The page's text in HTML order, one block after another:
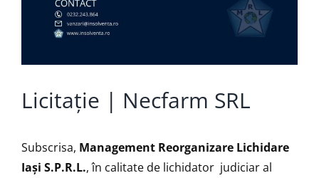
Licitație | Necfarm SRL
Subscrisa, Management Reorganizare Lichidare
Iaşi S.P.R.L., în calitate de lichidator judiciar al